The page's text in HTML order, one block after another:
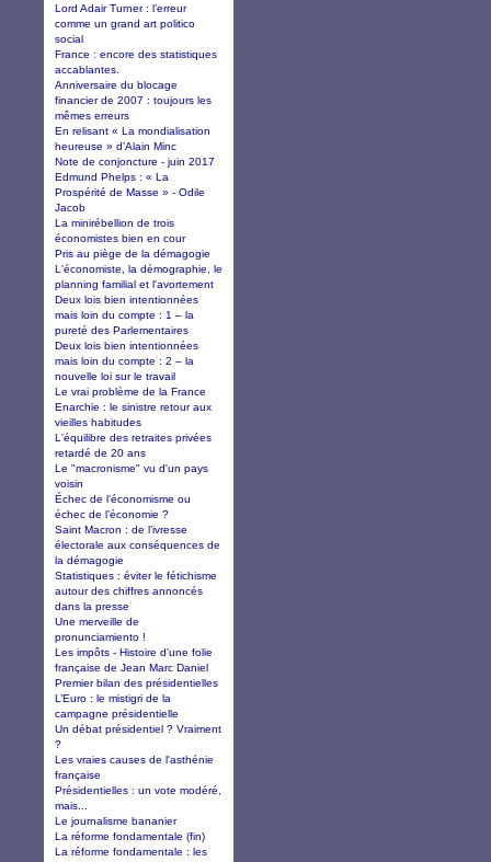
Lord Adair Turner : l’erreur
comme un grand art politico
social
France : encore des statistiques
accablantes.
Anniversaire du blocage
financier de 2007 : toujours les
mêmes erreurs
En relisant « La mondialisation
heureuse » d’Alain Minc
Note de conjoncture - juin 2017
Edmund Phelps : « La
Prospérité de Masse » - Odile
Jacob
La minirébellion de trois
économistes bien en cour
Pris au piège de la démagogie
L'économiste, la démographie, le
planning familial et l'avortement
Deux lois bien intentionnées
mais loin du compte : 1 – la
pureté des Parlementaires
Deux lois bien intentionnées
mais loin du compte : 2 – la
nouvelle loi sur le travail
Le vrai problème de la France
Enarchie : le sinistre retour aux
vieilles habitudes
L'équilibre des retraites privées
retardé de 20 ans
Le "macronisme" vu d'un pays
voisin
Échec de l’économisme ou
échec de l’économie ?
Saint Macron : de l’ivresse
électorale aux conséquences de
la démagogie
Statistiques : éviter le fétichisme
autour des chiffres annoncés
dans la presse
Une merveille de
pronunciamiento !
Les impôts - Histoire d'une folie
française de Jean Marc Daniel
Premier bilan des présidentielles
L’Euro : le mistigri de la
campagne présidentielle
Un débat présidentiel ? Vraiment
?
Les vraies causes de l'asthénie
française
Présidentielles : un vote modéré,
mais...
Le journalisme bananier
La réforme fondamentale (fin)
La réforme fondamentale : les